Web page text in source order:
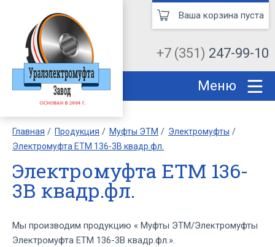
+7 (351) 247-99-10
Ваша корзина пуста
Меню
Главная Продукция Муфты ЭТМ
Электромуфты
Электромуфта ЕТМ 136-3В квадр.фл.
Электромуфта ЕТМ 136-
3В квадр.фл.
Мы производим продукцию « Муфты ЭТМ/Электромуфты
Электромуфта ЕТМ 136-3В квадр.фл.».